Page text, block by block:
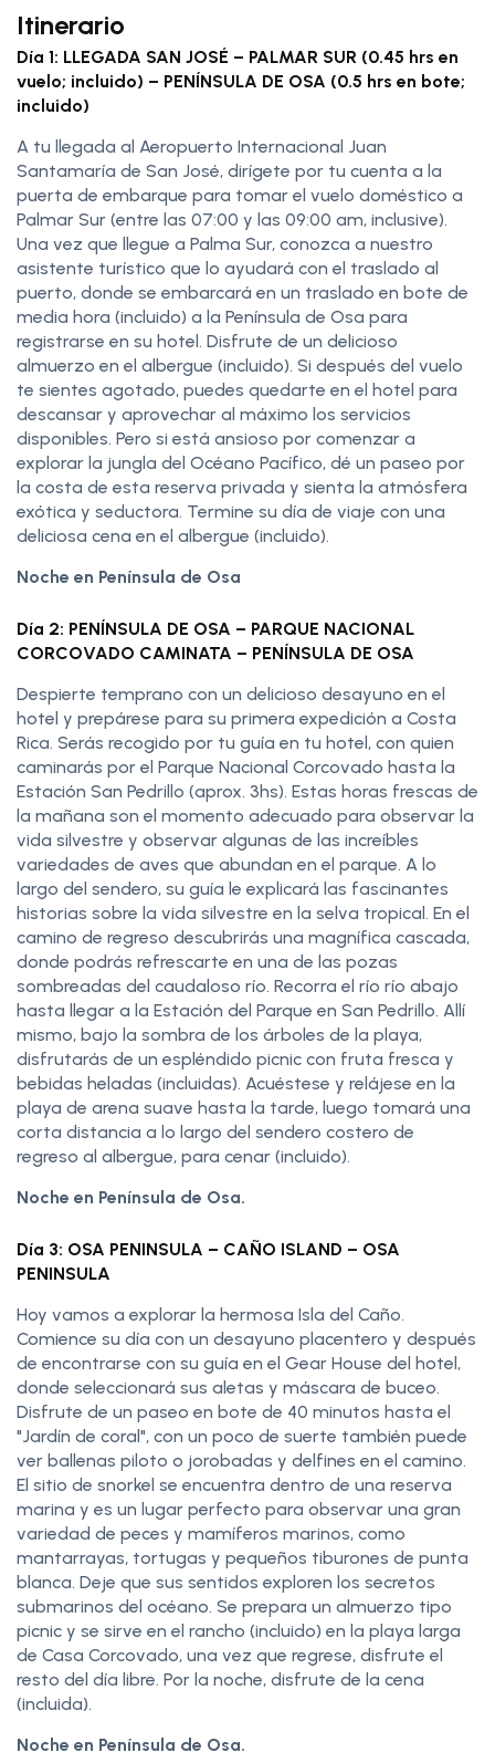
Itinerario
Día 1: LLEGADA SAN JOSÉ – PALMAR SUR (0.45 hrs en
vuelo; incluido) – PENÍNSULA DE OSA (0.5 hrs en bote;
incluido)
A tu llegada al Aeropuerto Internacional Juan
Santamaría de San José, dirígete por tu cuenta a la
puerta de embarque para tomar el vuelo doméstico a
Palmar Sur (entre las 07:00 y las 09:00 am, inclusive).
Una vez que llegue a Palma Sur, conozca a nuestro
asistente turístico que lo ayudará con el traslado al
puerto, donde se embarcará en un traslado en bote de
media hora (incluido) a la Península de Osa para
registrarse en su hotel. Disfrute de un delicioso
almuerzo en el albergue (incluido). Si después del vuelo
te sientes agotado, puedes quedarte en el hotel para
descansar y aprovechar al máximo los servicios
disponibles. Pero si está ansioso por comenzar a
explorar la jungla del Océano Pacífico, dé un paseo por
la costa de esta reserva privada y sienta la atmósfera
exótica y seductora. Termine su día de viaje con una
deliciosa cena en el albergue (incluido).
Noche en Península de Osa
Día 2: PENÍNSULA DE OSA – PARQUE NACIONAL
CORCOVADO CAMINATA – PENÍNSULA DE OSA
Despierte temprano con un delicioso desayuno en el
hotel y prepárese para su primera expedición a Costa
Rica. Serás recogido por tu guía en tu hotel, con quien
caminarás por el Parque Nacional Corcovado hasta la
Estación San Pedrillo (aprox. 3hs). Estas horas frescas de
la mañana son el momento adecuado para observar la
vida silvestre y observar algunas de las increíbles
variedades de aves que abundan en el parque. A lo
largo del sendero, su guía le explicará las fascinantes
historias sobre la vida silvestre en la selva tropical. En el
camino de regreso descubrirás una magnífica cascada,
donde podrás refrescarte en una de las pozas
sombreadas del caudaloso río. Recorra el río río abajo
hasta llegar a la Estación del Parque en San Pedrillo. Allí
mismo, bajo la sombra de los árboles de la playa,
disfrutarás de un espléndido picnic con fruta fresca y
bebidas heladas (incluidas). Acuéstese y relájese en la
playa de arena suave hasta la tarde, luego tomará una
corta distancia a lo largo del sendero costero de
regreso al albergue, para cenar (incluido).
Noche en Península de Osa.
Día 3: OSA PENINSULA – CAÑO ISLAND – OSA
PENINSULA
Hoy vamos a explorar la hermosa Isla del Caño.
Comience su día con un desayuno placentero y después
de encontrarse con su guía en el Gear House del hotel,
donde seleccionará sus aletas y máscara de buceo.
Disfrute de un paseo en bote de 40 minutos hasta el
"Jardín de coral", con un poco de suerte también puede
ver ballenas piloto o jorobadas y delfines en el camino.
El sitio de snorkel se encuentra dentro de una reserva
marina y es un lugar perfecto para observar una gran
variedad de peces y mamíferos marinos, como
mantarrayas, tortugas y pequeños tiburones de punta
blanca. Deje que sus sentidos exploren los secretos
submarinos del océano. Se prepara un almuerzo tipo
picnic y se sirve en el rancho (incluido) en la playa larga
de Casa Corcovado, una vez que regrese, disfrute el
resto del día libre. Por la noche, disfrute de la cena
(incluida).
Noche en Península de Osa.